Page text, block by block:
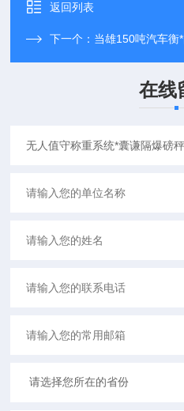
返回列表
下一个： 当雄150吨汽车衡
在线